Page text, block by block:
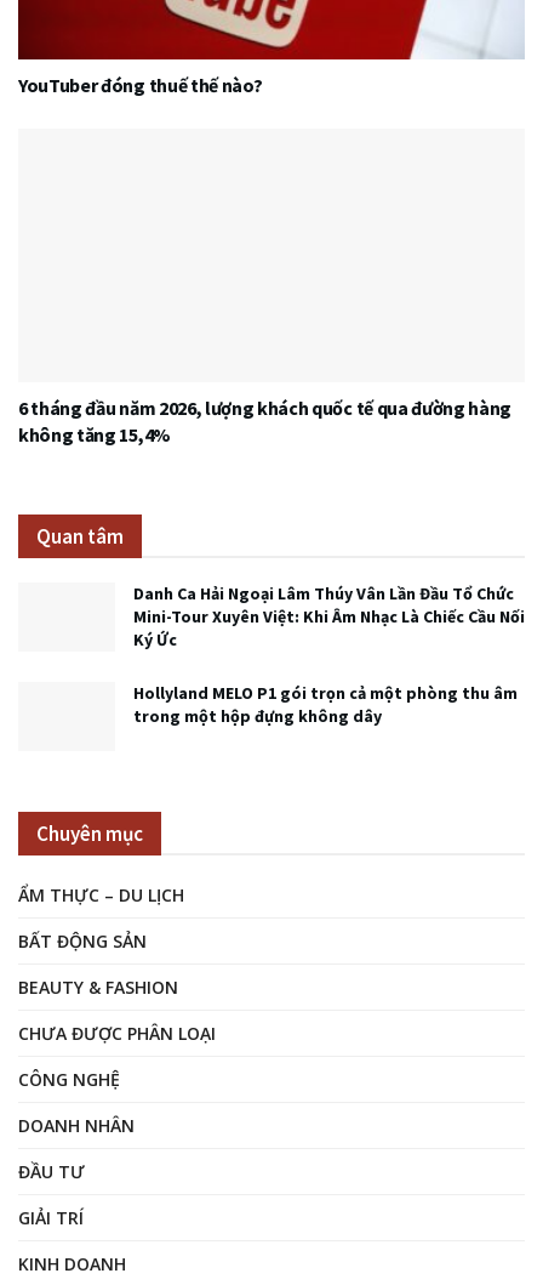
YouTuber đóng thuế thế nào?
6 tháng đầu năm 2026, lượng khách quốc tế qua đường hàng
không tăng 15,4%
Quan tâm
Danh Ca Hải Ngoại Lâm Thúy Vân Lần Đầu Tổ Chức
Mini-Tour Xuyên Việt: Khi Âm Nhạc Là Chiếc Cầu Nối
Ký Ức
Hollyland MELO P1 gói trọn cả một phòng thu âm
trong một hộp đựng không dây
Chuyên mục
ẨM THỰC – DU LỊCH
BẤT ĐỘNG SẢN
BEAUTY & FASHION
CHƯA ĐƯỢC PHÂN LOẠI
CÔNG NGHỆ
DOANH NHÂN
ĐẦU TƯ
GIẢI TRÍ
KINH DOANH